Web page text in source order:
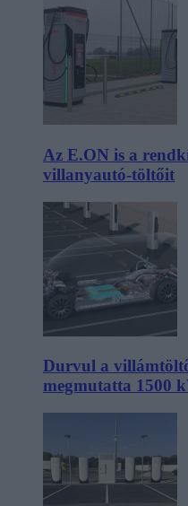
Az E.ON is a
villanyautó-töltőit
Durvul a
megmutatta 1500